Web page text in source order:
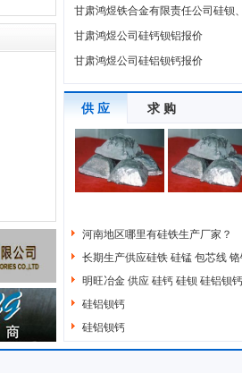
甘肃鸿煜铁合金有限责任公司硅钡
甘肃鸿煜公司硅钙钡铝报价
甘肃鸿煜公司硅铝钡钙报价
供 应 求 购
河南地区哪里有硅铁生产厂家？
长期生产供应硅铁 硅锰 包芯线
明旺冶金 供应 硅钙 硅钡 硅铝钡钙
硅铝钡钙
硅铝钡钙